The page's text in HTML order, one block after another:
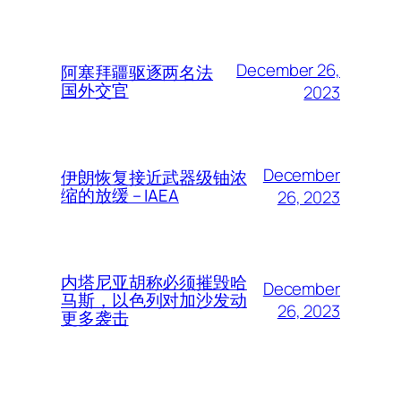
阿塞拜疆驱逐两名法
国外交官
December 26,
2023
伊朗恢复接近武器级铀浓
缩的放缓 – IAEA
December
26, 2023
内塔尼亚胡称必须摧毁哈
马斯，以色列对加沙发动
更多袭击
December
26, 2023